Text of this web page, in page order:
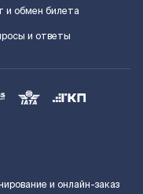
и обмен билета
и ответы
и онлайн-заказ